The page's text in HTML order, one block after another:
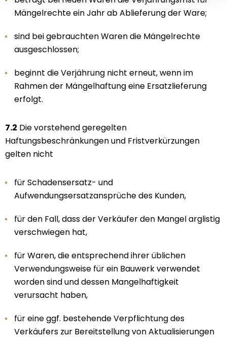
Mängelrechte ein Jahr ab Ablieferung der Ware;
sind bei gebrauchten Waren die Mängelrechte
ausgeschlossen;
beginnt die Verjährung nicht erneut, wenn im
Rahmen der Mängelhaftung eine Ersatzlieferung
erfolgt.
7.2 Die vorstehend geregelten
Haftungsbeschränkungen und Fristverkürzungen
gelten nicht
für Schadensersatz- und
Aufwendungsersatzansprüche des Kunden,
für den Fall, dass der Verkäufer den Mangel arglistig
verschwiegen hat,
für Waren, die entsprechend ihrer üblichen
Verwendungsweise für ein Bauwerk verwendet
worden sind und dessen Mangelhaftigkeit
verursacht haben,
für eine ggf. bestehende Verpflichtung des
Verkäufers zur Bereitstellung von Aktualisierungen